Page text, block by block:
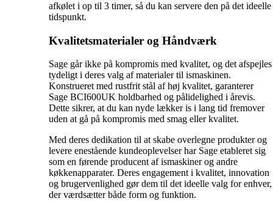
afkølet i op til 3 timer, så du kan servere den på det ideelle
tidspunkt.
Kvalitetsmaterialer og Håndværk
Sage går ikke på kompromis med kvalitet, og det afspejles
tydeligt i deres valg af materialer til ismaskinen.
Konstrueret med rustfrit stål af høj kvalitet, garanterer
Sage BCI600UK holdbarhed og pålidelighed i årevis.
Dette sikrer, at du kan nyde lækker is i lang tid fremover
uden at gå på kompromis med smag eller kvalitet.
Med deres dedikation til at skabe overlegne produkter og
levere enestående kundeoplevelser har Sage etableret sig
som en førende producent af ismaskiner og andre
køkkenapparater. Deres engagement i kvalitet, innovation
og brugervenlighed gør dem til det ideelle valg for enhver,
der værdsætter både form og funktion.